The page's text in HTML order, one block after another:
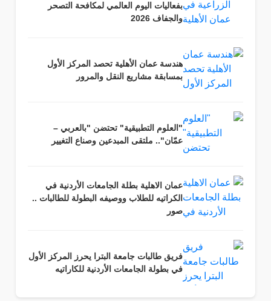
بفعاليات اليوم العالمي لمكافحة التصحر
والجفاف 2026
هندسة عمان الأهلية تحصد المركز الأول
بمسابقة مشاريع النقل والمرور
"العلوم التطبيقية" تحتضن "بالعربي –
عمّان".. ملتقى المبدعين وصناع التغيير
عمان الاهلية بطلة الجامعات الأردنية في
الكراتيه للطلاب ووصيفه البطولة للطالبات ..
صور
فريق طالبات جامعة البترا يحرز المركز الأول
في بطولة الجامعات الأردنية للكاراتيه